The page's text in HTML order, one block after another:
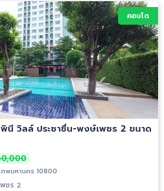
คอนโด
นี วิลล์ ประชาชื่น-พงษ์เพชร 2 ขนาด
พมหานคร 10800
ชร 2